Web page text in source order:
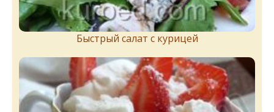
Быстрый салат с курицей